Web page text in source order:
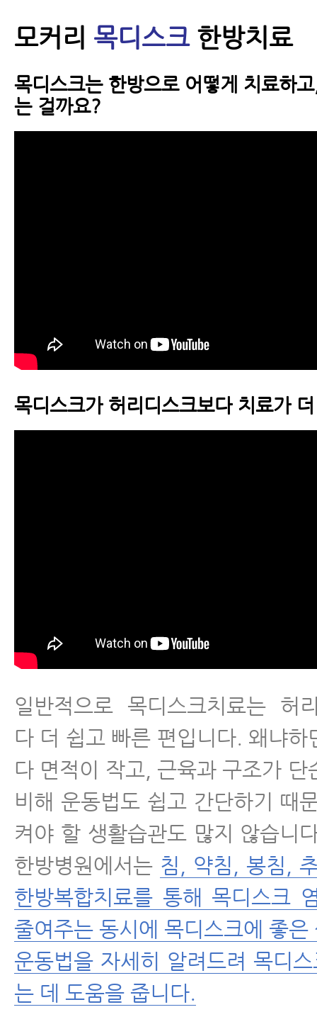
모커리 목디스크한방치료
목디스크는 한방으로 어떻게 치료하
는 걸까요?
목디스크가 허리디스크보다 치료가
일반적으로 목디스크치료는 허
다 더 쉽고 빠른 편입니다. 왜냐하
다 면적이 작고, 근육과 구조가 단
비해 운동법도 쉽고 간단하기 때
켜야 할 생활습관도 많지 않습니
한방병원에서는 침, 약침, 봉침,
한방복합치료를 통해 목디스크
줄여주는 동시에 목디스크에 좋은
운동법을 자세히 알려드려 목디
는 데 도움을 줍니다.